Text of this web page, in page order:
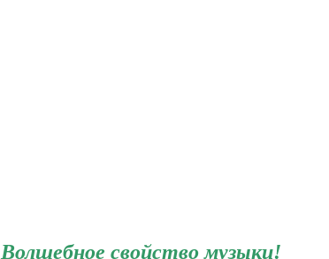
Волшебное свойство музыки!